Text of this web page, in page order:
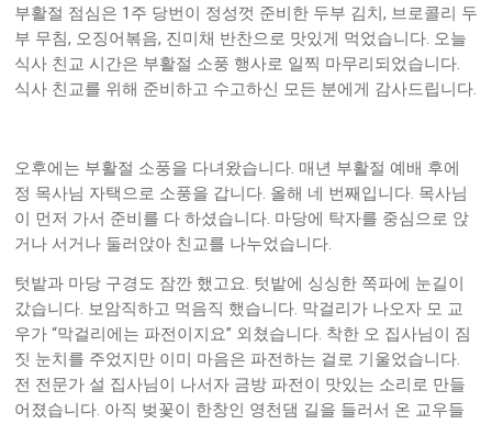
부활절 점심은 1 주 당번이 정성껏 준비한 두부 김치 , 브로콜리 두
부 무침, 오징어볶음, 진미채 반찬으로 맛있게 먹었습니다. 오늘
식사 친교 시간은 부활절 소풍 행사로 일찍 마무리되었습니다.
식사 친교를 위해 준비하고 수고하신 모든 분에게 감사드립니다.
오후에는 부활절 소풍을 다녀왔습니다. 매년 부활절 예배 후에
정 목사님 자택으로 소풍을 갑니다. 올해 네 번째입니다. 목사님
이 먼저 가서 준비를 다 하셨습니다. 마당에 탁자를 중심으로 앉
거나 서거나 둘러앉아 친교를 나누었습니다.
텃밭과 마당 구경도 잠깐 했고요. 텃밭에 싱싱한 쪽파에 눈길이
갔습니다. 보암직하고 먹음직 했습니다. 막걸리가 나오자 모 교
우가 “막걸리에는 파전이지요” 외쳤습니다. 착한 오 집사님이 짐
짓 눈치를 주었지만 이미 마음은 파전하는 걸로 기울었습니다.
전 전문가 설 집사님이 나서자 금방 파전이 맛있는 소리로 만들
어졌습니다. 아직 벚꽃이 한창인 영천댐 길을 들러서 온 교우들